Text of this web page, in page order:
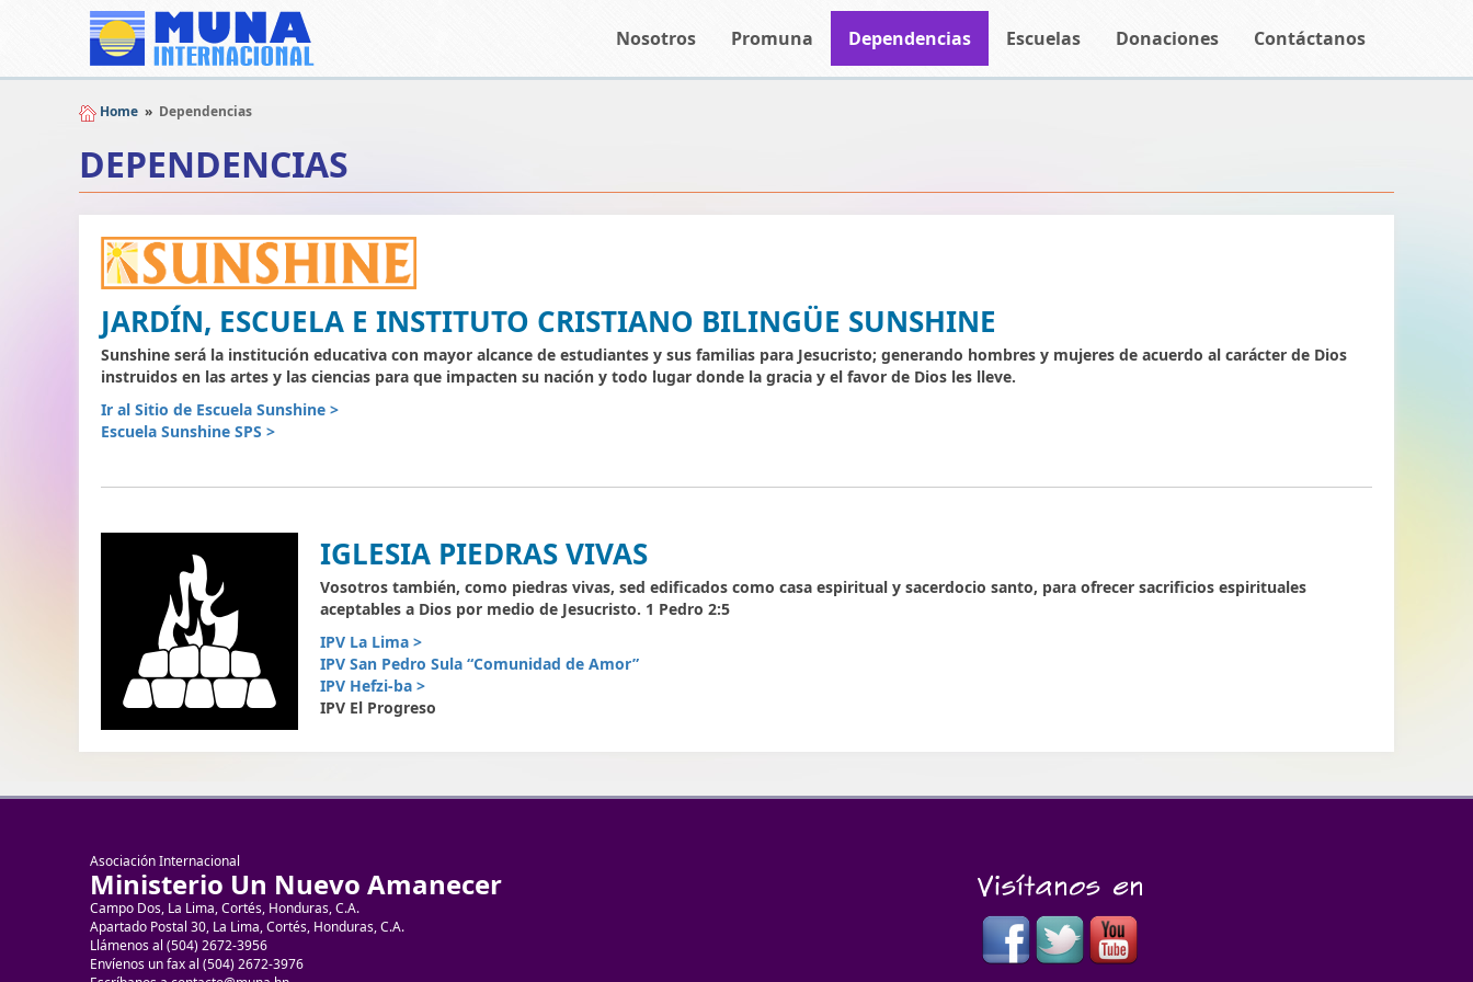
Nosotros Promuna Dependencias Escuelas Donaciones Contáctanos
Home » Dependencias
DEPENDENCIAS
JARDÍN, ESCUELA E INSTITUTO CRISTIANO BILINGÜE SUNSHINE
Sunshine será la institución educativa con mayor alcance de estudiantes y sus familias para Jesucristo; generando hombres y mujeres de acuerdo al carácter de Dios
instruidos en las artes y las ciencias para que impacten su nación y todo lugar donde la gracia y el favor de Dios les lleve.
Ir al Sitio de Escuela Sunshine >
Escuela Sunshine SPS >
IGLESIA PIEDRAS VIVAS
Vosotros también, como piedras vivas, sed edificados como casa espiritual y sacerdocio santo, para ofrecer sacrificios espirituales
aceptables a Dios por medio de Jesucristo. 1 Pedro 2:5
IPV La Lima >
IPV San Pedro Sula “Comunidad de Amor”
IPV Hefzi-ba >
IPV El Progreso
Asociación Internacional
Ministerio Un Nuevo Amanecer
Campo Dos, La Lima, Cortés, Honduras, C.A.
Apartado Postal 30, La Lima, Cortés, Honduras, C.A.
Llámenos al (504) 2672-3956
Envíenos un fax al (504) 2672-3976